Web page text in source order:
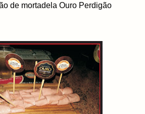
de mortadela Ouro Perdigão